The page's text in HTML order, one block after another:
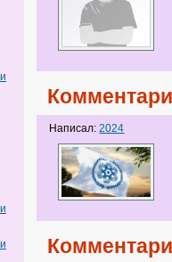
Написал:2024